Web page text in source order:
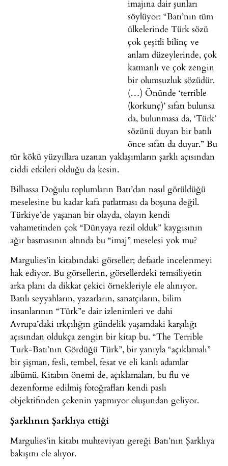
imajına dair şunları
söylüyor: “Batı’nın tüm
ülkelerinde Türk sözü
çok çeşitli bilinç ve
anlam düzeylerinde, çok
katmanlı ve çok zengin
bir olumsuzluk sözüdür.
(…) Önünde ‘terrible
(korkunç)’ sıfatı bulunsa
da, bulunmasa da, ‘Türk’
sözünü duyan bir batılı
önce sıfatı da duyar.” Bu
tür kökü yüzyıllara uzanan yaklaşımların şarklı açısından
ciddi etkileri olduğu da kesin.
Bilhassa Doğulu toplumların Batı’dan nasıl görüldüğü
meselesine bu kadar kafa patlatması da boşuna değil.
Türkiye’de yaşanan bir olayda, olayın kendi
vahametinden çok “Dünyaya rezil olduk” kaygısının
ağır basmasının altında bu “imaj” meselesi yok mu?
Margulies’in kitabındaki görseller; defaatle incelenmeyi
hak ediyor. Bu görsellerin, görsellerdeki temsiliyetin
arka planı da dikkat çekici örnekleriyle ele alınıyor.
Batılı seyyahların, yazarların, sanatçıların, bilim
insanlarının “Türk”e dair izlenimleri ve dahi
Avrupa’daki ırkçılığın gündelik yaşamdaki karşılığı
açısından oldukça zengin bir kitap bu. “The Terrible
Turk-Batı’nın Gördüğü Türk”, bir yanıyla “açıklamalı”
bir şişman, fesli, tembel, fesat ve eli kanlı adamlar
albümü. Kitabın önemi de, açıklamaları, bu flu ve
dezenforme edilmiş fotoğrafları kendi paslı
objektifinden çekenin yapmıyor oluşundan geliyor.
Şarklının Şarklıya ettiği
Margulies’in kitabı muhteviyatı gereği Batı’nın Şarklıya
bakışını ele alıyor.